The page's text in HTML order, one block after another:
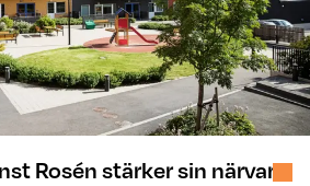
Rosén stärker sin närvaro